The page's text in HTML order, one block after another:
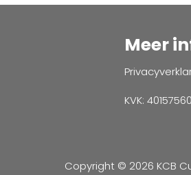
Meer
KVK: 40157560
Copyright © 2026 KCB